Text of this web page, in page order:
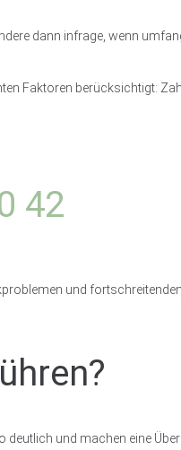
dann infrage, wenn
Faktoren berücksichtigt:
42
und
und machen eine